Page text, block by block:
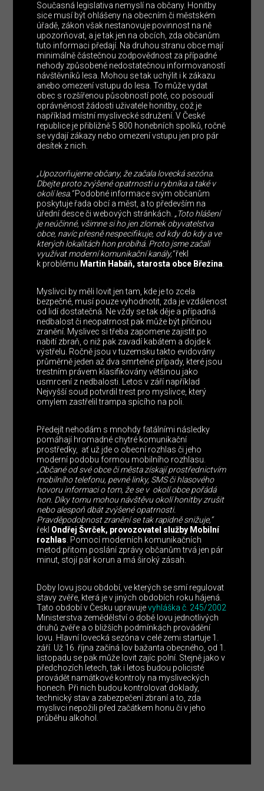
Současná legislativa nemyslí na občany. Honitby
sice musí být ohlášeny na obecním či městském
úřadě, zákon však nestanovuje povinnost na ně
upozorňovat, a je tak jen na obcích, zda občanům
tuto informaci předají. Na druhou stranu obce mají
minimálně částečnou zodpovědnost za případné
nehody způsobené nedostatečnou informovaností
návštěvníků lesa. Mohou se tak uchýlit i k zákazu
anebo omezení vstupu do lesa. To může vydat
obec s rozšířenou působností poté, co posoudí
oprávněnost žádosti uživatele honitby, což je
například místní myslivecké sdružení. V České
republice je přibližně 5 800 honebních spolků, ročně
se vydají zákazy nebo omezení vstupu jen pro pár
desítek z nich.
„Upozorňujeme občany, že začala lovecká sezóna.
Dbejte proto zvýšené opatrnosti u rybníka a také v
okolí lesa.“Podobné informace svým občanům
poskytuje řada obcí a měst, a to především na
úřední desce či webových stránkách. „Toto hlášení
je neúčinné, všimne si ho jen zlomek obyvatelstva
obce, navíc přesně nespecifikuje, od kdy do kdy a ve
kterých lokalitách hon probíhá. Proto jsme začali
využívat moderní komunikační kanály,“řekl
k problému Martin Habáň, starosta obce Březina.
Myslivci by měli lovit jen tam, kde je to zcela
bezpečné, musí pouze vyhodnotit, zda je vzdálenost
od lidí dostatečná. Ne vždy se tak děje a případná
nedbalost či neopatrnost pak může být příčinou
zranění. Myslivec si třeba zapomene zajistit po
nabití zbraň, o niž pak zavadí kabátem a dojde k
výstřelu. Ročně jsou v tuzemsku takto evidovány
průměrně jeden až dva smrtelné případy, které jsou
trestním právem klasifikovány většinou jako
usmrcení z nedbalosti. Letos v září například
Nejvyšší soud potvrdil trest pro myslivce, který
omylem zastřelil trampa spícího na poli.
Předejít nehodám s mnohdy fatálními následky
pomáhají hromadné chytré komunikační
prostředky, ať už jde o obecní rozhlas či jeho
moderní podobu formou mobilního rozhlasu.
„Občané od své obce či města získají prostřednictvím
mobilního telefonu, pevné linky, SMS či hlasového
hovoru informaci o tom, že se v okolí obce pořádá
hon. Díky tomu mohou návštěvu okolí honitby zrušit
nebo alespoň dbát zvýšené opatrnosti.
Pravděpodobnost zranění se tak rapidně snižuje,“
řekl Ondřej Švrček, provozovatel služby Mobilní
rozhlas. Pomocí moderních komunikačních
metod přitom poslání zprávy občanům trvá jen pár
minut, stojí pár korun a má široký zásah.
Doby lovu jsou období, ve kterých se smí regulovat
stavy zvěře, která je v jiných obdobích roku hájená.
Tato období v Česku upravujevyhláška č. 245/2002
Ministerstva zemědělství o době lovu jednotlivých
druhů zvěře a o bližších podmínkách provádění
lovu. Hlavní lovecká sezóna v celé zemi startuje 1.
září. Už 16. října začíná lov bažanta obecného, od 1.
listopadu se pak může lovit zajíc polní. Stejně jako v
předchozích letech, tak i letos budou policisté
provádět namátkové kontroly na mysliveckých
honech. Při nich budou kontrolovat doklady,
technický stav a zabezpečení zbraní a to, zda
myslivci nepožili před začátkem honu či v jeho
průběhu alkohol.